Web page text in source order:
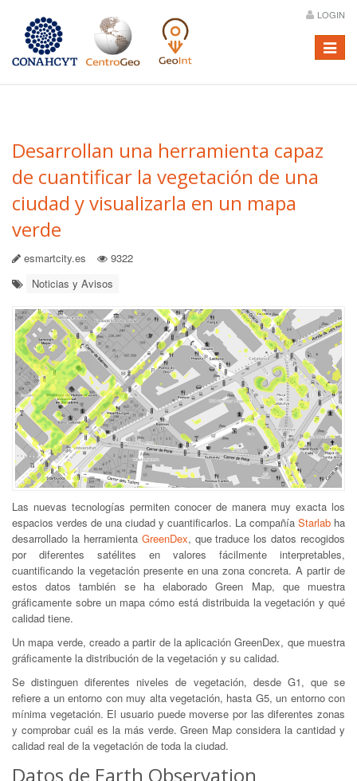
LOGIN
Menú
Desarrollan una herramienta capaz
de cuantificar la vegetación de una
ciudad y visualizarla en un mapa
verde
esmartcity.es
9322
Noticias y Avisos
Las nuevas tecnologías permiten conocer de manera muy exacta los
espacios verdes de una ciudad y cuantificarlos. La compañía Starlab ha
desarrollado la herramienta GreenDex, que traduce los datos recogidos
por diferentes satélites en valores fácilmente interpretables,
cuantificando la vegetación presente en una zona concreta. A partir de
estos datos también se ha elaborado Green Map, que muestra
gráficamente sobre un mapa cómo está distribuida la vegetación y qué
calidad tiene.
Un mapa verde, creado a partir de la aplicación GreenDex, que muestra
gráficamente la distribución de la vegetación y su calidad.
Se distinguen diferentes niveles de vegetación, desde G1, que se
refiere a un entorno con muy alta vegetación, hasta G5, un entorno con
mínima vegetación. El usuario puede moverse por las diferentes zonas
y comprobar cuál es la más verde. Green Map considera la cantidad y
calidad real de la vegetación de toda la ciudad.
Datos de Earth Observation